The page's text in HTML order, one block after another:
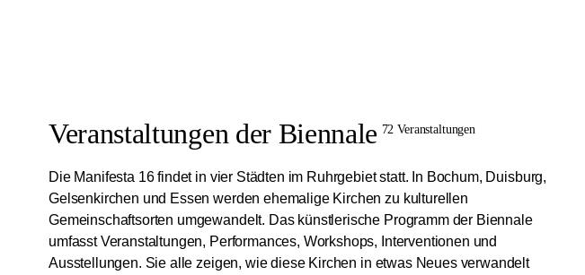
Veranstaltungen der Biennale 72 Veranstaltungen
Die Manifesta 16 findet in vier Städten im Ruhrgebiet statt. In Bochum, Duisburg,
Gelsenkirchen und Essen werden ehemalige Kirchen zu kulturellen
Gemeinschaftsorten umgewandelt. Das künstlerische Programm der Biennale
umfasst Veranstaltungen, Performances, Workshops, Interventionen und
Ausstellungen. Sie alle zeigen, wie diese Kirchen in etwas Neues verwandelt